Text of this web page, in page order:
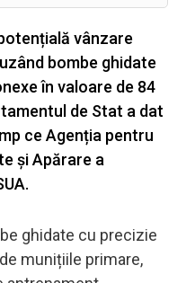
vânzare
bombe ghidate
în valoare de 84
de Stat a dat
ce Agenția pentru
și Apărare a
ghidate cu precizie
munițiile primare,